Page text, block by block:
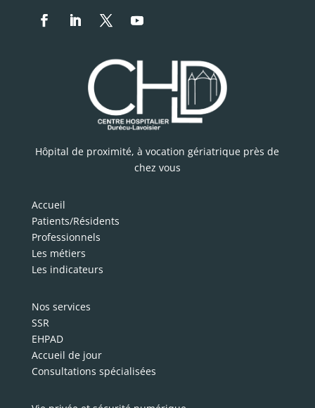
Hôpital de proximité, à vocation gériatrique près de
chez vous
Accueil
Patients/Résidents
Professionnels
Les métiers
Les indicateurs
Nos services
SSR
EHPAD
Accueil de jour
Consultations spécialisées